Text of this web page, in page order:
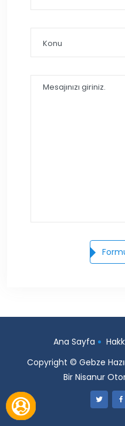
Ana Sayfa
Copyright © Gebze
Bir Nisanur